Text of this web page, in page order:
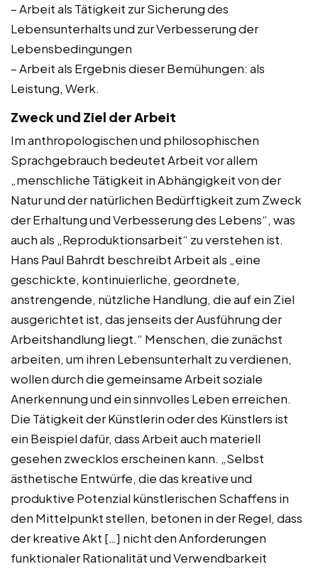
– Arbeit als Tätigkeit zur Sicherung des
Lebensunterhalts und zur Verbesserung der
Lebensbedingungen
– Arbeit als Ergebnis dieser Bemühungen: als
Leistung, Werk.
Zweck und Ziel der Arbeit
Im anthropologischen und philosophischen
Sprachgebrauch bedeutet Arbeit vor allem
„menschliche Tätigkeit in Abhängigkeit von der
Natur und der natürlichen Bedürftigkeit zum Zweck
der Erhaltung und Verbesserung des Lebens“, was
auch als „Reproduktionsarbeit“ zu verstehen ist.
Hans Paul Bahrdt beschreibt Arbeit als „eine
geschickte, kontinuierliche, geordnete,
anstrengende, nützliche Handlung, die auf ein Ziel
ausgerichtet ist, das jenseits der Ausführung der
Arbeitshandlung liegt.“ Menschen, die zunächst
arbeiten, um ihren Lebensunterhalt zu verdienen,
wollen durch die gemeinsame Arbeit soziale
Anerkennung und ein sinnvolles Leben erreichen.
Die Tätigkeit der Künstlerin oder des Künstlers ist
ein Beispiel dafür, dass Arbeit auch materiell
gesehen zwecklos erscheinen kann. „Selbst
ästhetische Entwürfe, die das kreative und
produktive Potenzial künstlerischen Schaffens in
den Mittelpunkt stellen, betonen in der Regel, dass
der kreative Akt […] nicht den Anforderungen
funktionaler Rationalität und Verwendbarkeit